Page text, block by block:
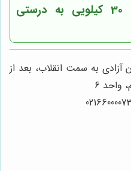
چگونه می‌توان از ترازوی 30 کیلویی به درستی
آزادی به سمت انقلاب، بعد از